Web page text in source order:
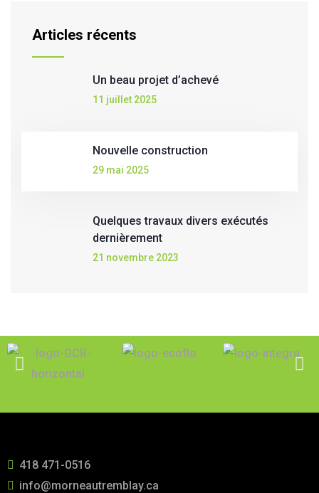
Articles récents
Un beau projet d’achevé
11 juillet 2025
Nouvelle construction
29 mai 2025
Quelques travaux divers exécutés
dernièrement
21 novembre 2023
418 471-0516
info@morneautremblay.ca